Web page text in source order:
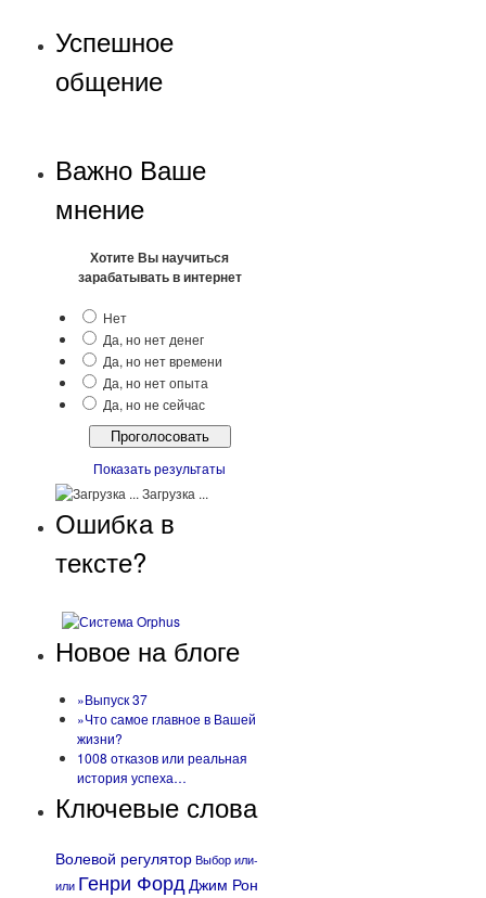
Успешное
общение
Важно Ваше
мнение
Хотите Вы научиться
зарабатывать в интернет
Нет
Да, но нет денег
Да, но нет времени
Да, но нет опыта
Да, но не сейчас
Показать результаты
Загрузка ...
Ошибка в
тексте?
Новое на блоге
»Выпуск 37
»Что самое главное в Вашей
жизни?
1008 отказов или реальная
история успеха…
Ключевые слова
Волевой регулятор Выбор или-
или Генри ФордДжим Рон